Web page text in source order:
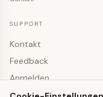
SUPPORT
Kontakt
Feedback
Anmelden
Registrieren